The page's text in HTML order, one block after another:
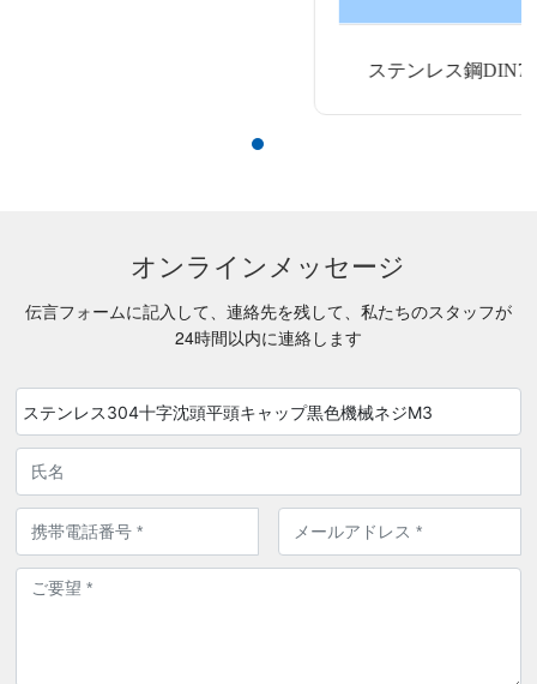
ステンレス鋼DIN7991内六角沈頭平頭ねじ
オンラインメッセージ
伝言フォームに記入して、連絡先を残して、私たちのスタッフが
24時間以内に連絡します
ステンレス304十字沈頭平頭キャップ黒色機械ネジM3